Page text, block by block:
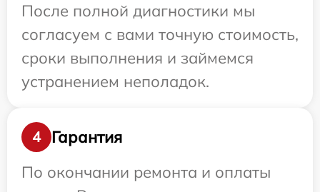
После полной диагностики мы
согласуем с вами точную стоимость,
сроки выполнения и займемся
устранением неполадок.
4
Гарантия
По окончании ремонта и оплаты